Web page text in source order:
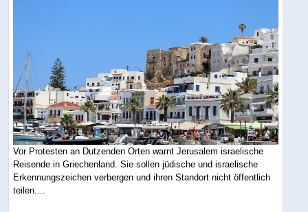
Vor Protesten an Dutzenden Orten warnt Jerusalem israelische
Reisende in Griechenland. Sie sollen jüdische und israelische
Erkennungszeichen verbergen und ihren Standort nicht öffentlich
teilen....